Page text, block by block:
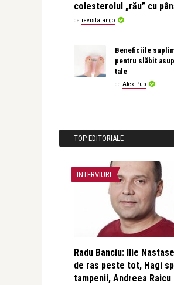
colesterolul „rău” cu
de revistatango
Beneficiile
pentru slăbit
tale
de Alex Pub
TOP EDITORIALE
INTERVIURI
Radu Banciu: Ilie
de ras peste tot, Hagi
tampenii, Andreea Raicu